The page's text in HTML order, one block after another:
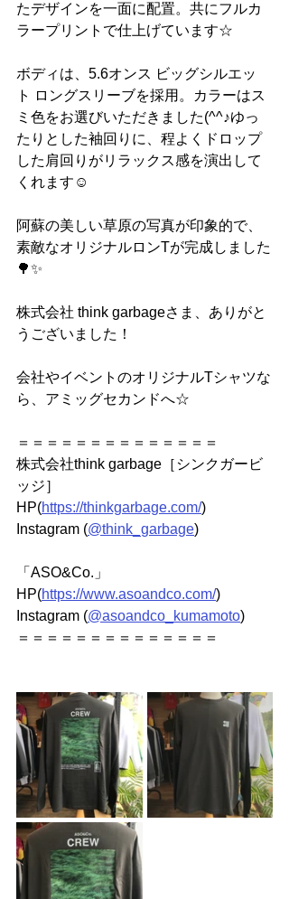
たデザインを一面に配置。共にフルカ
ラープリントで仕上げています☆
ボディは、5.6オンス ビッグシルエッ
ト ロングスリーブを採用。カラーはス
ミ色をお選びいただきました(^^♪ゆっ
たりとした袖回りに、程よくドロップ
した肩回りがリラックス感を演出して
くれます☺
阿蘇の美しい草原の写真が印象的で、
素敵なオリジナルロンTが完成しました
🌳✨
株式会社 think garbageさま、ありがと
うございました！
会社やイベントのオリジナルTシャツな
ら、アミッグセカンドへ☆
＝＝＝＝＝＝＝＝＝＝＝＝＝＝
株式会社think garbage［シンクガービ
ッジ］
HP(https://thinkgarbage.com/)
Instagram (@think_garbage)
「ASO&Co.」
HP(https://www.asoandco.com/)
Instagram (@asoandco_kumamoto)
＝＝＝＝＝＝＝＝＝＝＝＝＝＝